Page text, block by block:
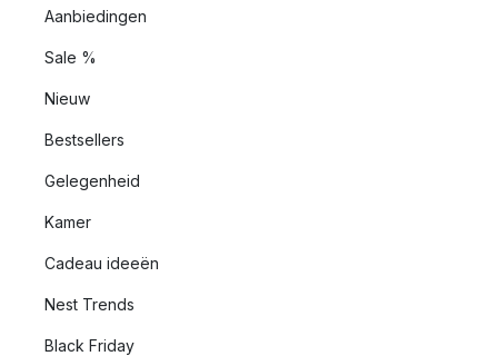
Aanbiedingen
Sale %
Nieuw
Bestsellers
Gelegenheid
Kamer
Cadeau ideeën
Nest Trends
Black Friday